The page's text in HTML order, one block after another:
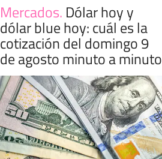
Mercados. Dólar hoy y
dólar blue hoy: cuál es la
cotización del domingo 9
de agosto minuto a minuto